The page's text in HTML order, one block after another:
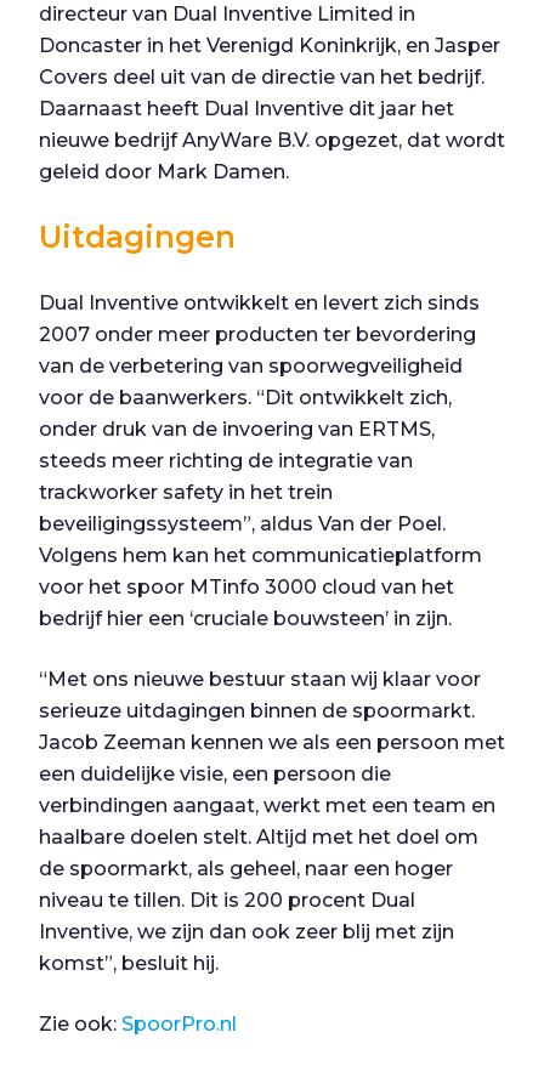
directeur van Dual Inventive Limited in
Doncaster in het Verenigd Koninkrijk, en Jasper
Covers deel uit van de directie van het bedrijf.
Daarnaast heeft Dual Inventive dit jaar het
nieuwe bedrijf AnyWare B.V. opgezet, dat wordt
geleid door Mark Damen.
Uitdagingen
Dual Inventive ontwikkelt en levert zich sinds
2007 onder meer producten ter bevordering
van de verbetering van spoorwegveiligheid
voor de baanwerkers. “Dit ontwikkelt zich,
onder druk van de invoering van ERTMS,
steeds meer richting de integratie van
trackworker safety in het trein
beveiligingssysteem”, aldus Van der Poel.
Volgens hem kan het communicatieplatform
voor het spoor MTinfo 3000 cloud van het
bedrijf hier een ‘cruciale bouwsteen’ in zijn.
“Met ons nieuwe bestuur staan wij klaar voor
serieuze uitdagingen binnen de spoormarkt.
Jacob Zeeman kennen we als een persoon met
een duidelijke visie, een persoon die
verbindingen aangaat, werkt met een team en
haalbare doelen stelt. Altijd met het doel om
de spoormarkt, als geheel, naar een hoger
niveau te tillen. Dit is 200 procent Dual
Inventive, we zijn dan ook zeer blij met zijn
komst”, besluit hij.
Zie ook: SpoorPro.nl